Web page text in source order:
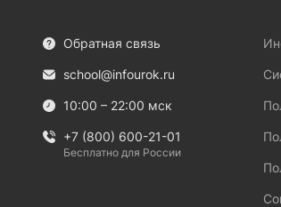
Обратная связь
school@infourok.ru
10:00 – 22:00 мск
+7 (800) 600-21-01
Бесплатно для России